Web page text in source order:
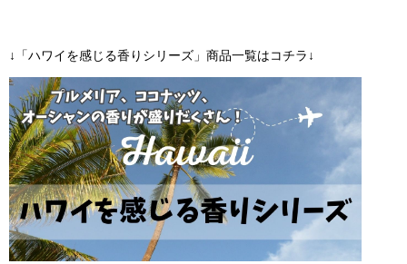
↓「ハワイを感じる香りシリーズ」商品一覧はコチラ↓